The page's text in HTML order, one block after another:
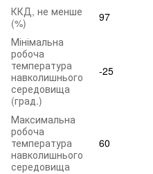
ККД, не менше
(%)
97
Мінімальна
робоча
температура
навколишнього
середовища
(град.)
-25
Максимальна
робоча
температура
навколишнього
середовища
60